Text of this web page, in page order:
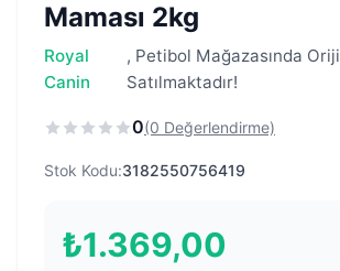
Maması 2kg
Royal
Canin
, Petibol Mağazasında
Satılmaktadır!
0(0 Değerlendirme)
Stok Kodu:3182550756419
₺1.369,00